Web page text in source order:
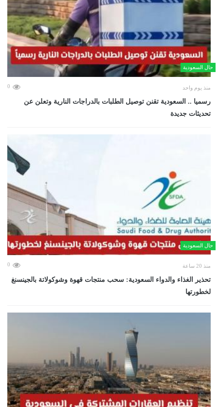
حال السعودية
منذ يوم واحد 0
رسميا .. السعودية تقنن توصيل الطلبات بالدراجات النارية وتعلن عن
تحديثات جديدة
حال السعودية
منذ 20 ساعة 0
تحذير الغذاء والدواء السعودية: سحب منتجات قهوة وشوكولاتة بالجينسنغ
لخطورتها